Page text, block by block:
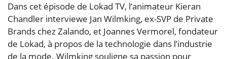
Dans cet épisode de Lokad TV, l’animateur Kieran
Chandler interviewe Jan Wilmking, ex-SVP de Private
Brands chez Zalando, et Joannes Vermorel, fondateur
de Lokad, à propos de la technologie dans l’industrie
de la mode. Wilmking souligne sa passion pour